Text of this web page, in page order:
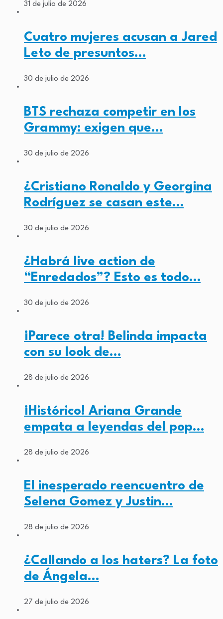
31 de julio de 2026
Cuatro mujeres acusan a Jared
Leto de presuntos…
30 de julio de 2026
BTS rechaza competir en los
Grammy: exigen que…
30 de julio de 2026
¿Cristiano Ronaldo y Georgina
Rodríguez se casan este…
30 de julio de 2026
¿Habrá live action de
“Enredados”? Esto es todo…
30 de julio de 2026
¡Parece otra! Belinda impacta
con su look de…
28 de julio de 2026
¡Histórico! Ariana Grande
empata a leyendas del pop…
28 de julio de 2026
El inesperado reencuentro de
Selena Gomez y Justin…
28 de julio de 2026
¿Callando a los haters? La foto
de Ángela…
27 de julio de 2026